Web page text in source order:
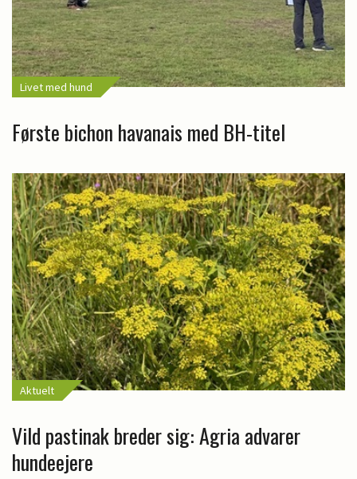
Livet med hund
Første bichon havanais med BH-titel
Aktuelt
Vild pastinak breder sig: Agria advarer
hundeejere